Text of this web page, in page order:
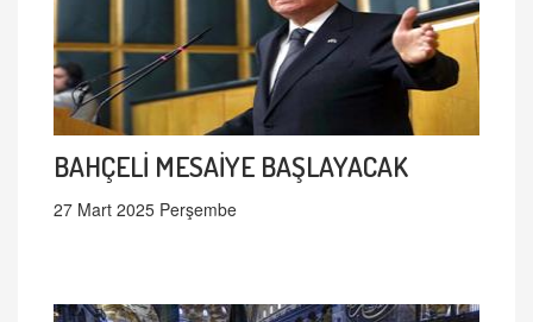
BAHÇELİ MESAİYE BAŞLAYACAK
27 Mart 2025 Perşembe